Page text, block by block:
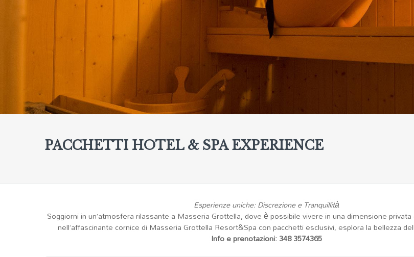
PACCHETTI HOTEL & SPA EXPERIENCE
Esperienze uniche: Discrezione e Tranquillità
Soggiorni in un’atmosfera rilassante a Masseria Grottella, dove è possibile vivere in una dimensione
nell’affascinante cornice di Masseria Grottella Resort&Spa con pacchetti esclusivi, esplora la bellezza
Info e prenotazioni: 348 3574365